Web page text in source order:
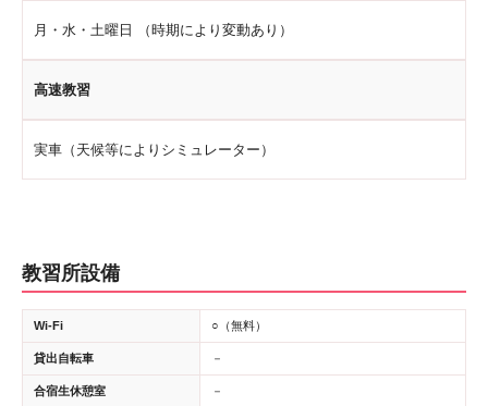
月・水・土曜日 （時期により変動あり）
高速教習
実車（天候等によりシミュレーター）
教習所設備
Wi-Fi ○（無料）
貸出自転車 －
合宿生休憩室 －